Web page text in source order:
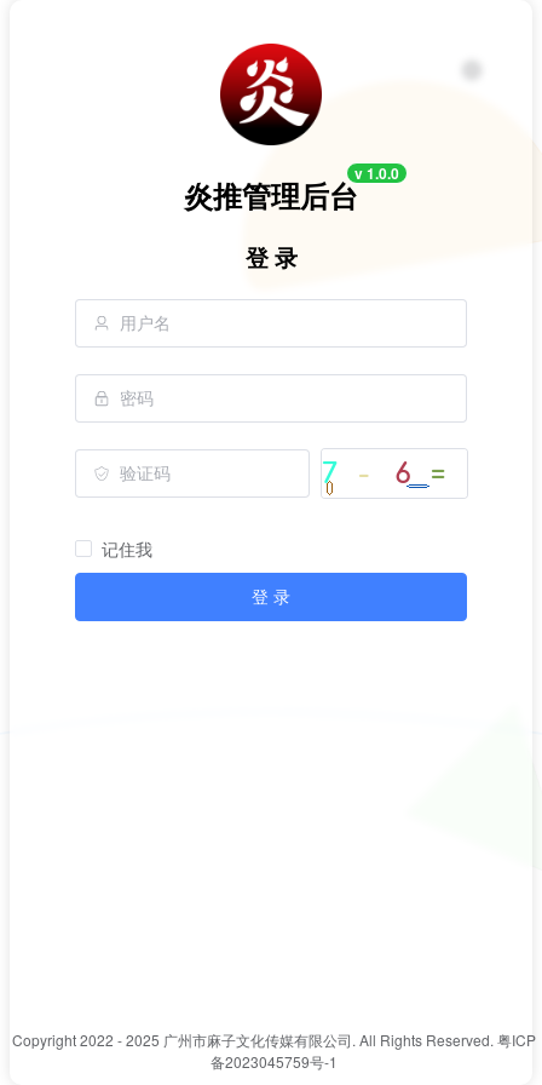
炎推管理后台
v 1.0.0
登 录
记住我
登 录
Copyright 2022 - 2025 广州市麻子文化传媒有限公司. All Rights Reserved. 粤ICP
备2023045759号-1